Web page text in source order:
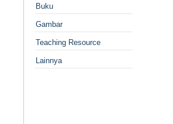
Buku
Gambar
Teaching Resource
Lainnya